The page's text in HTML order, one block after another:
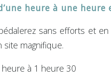
heure à une heure
sans efforts et
site magnifique.
à 1 heure 30